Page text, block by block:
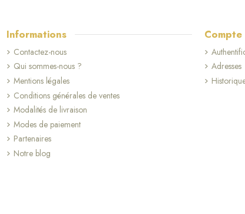
Informations
Contactez-nous
Qui sommes-nous ?
Mentions légales
Conditions générales de ventes
Modalités de livraison
Modes de paiement
Partenaires
Notre blog
Compte
Adresses